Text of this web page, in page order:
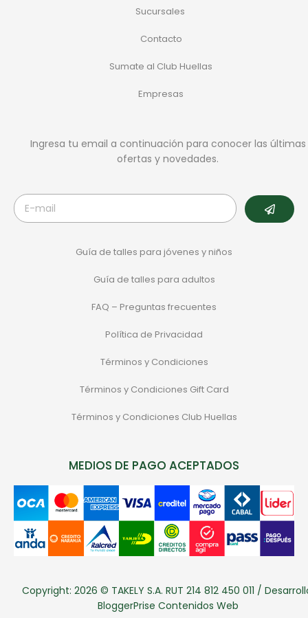
Sucursales
Contacto
Sumate al Club Huellas
Empresas
Ingresa tu email a continuación para conocer las últimas
ofertas y novedades.
Guía de talles para jóvenes y niños
Guía de talles para adultos
FAQ – Preguntas frecuentes
Política de Privacidad
Términos y Condiciones
Términos y Condiciones Gift Card
Términos y Condiciones Club Huellas
MEDIOS DE PAGO ACEPTADOS
Copyright: 2026 © TAKELY S.A. RUT 214 812 450 011 /
BloggerPrise Contenidos Web